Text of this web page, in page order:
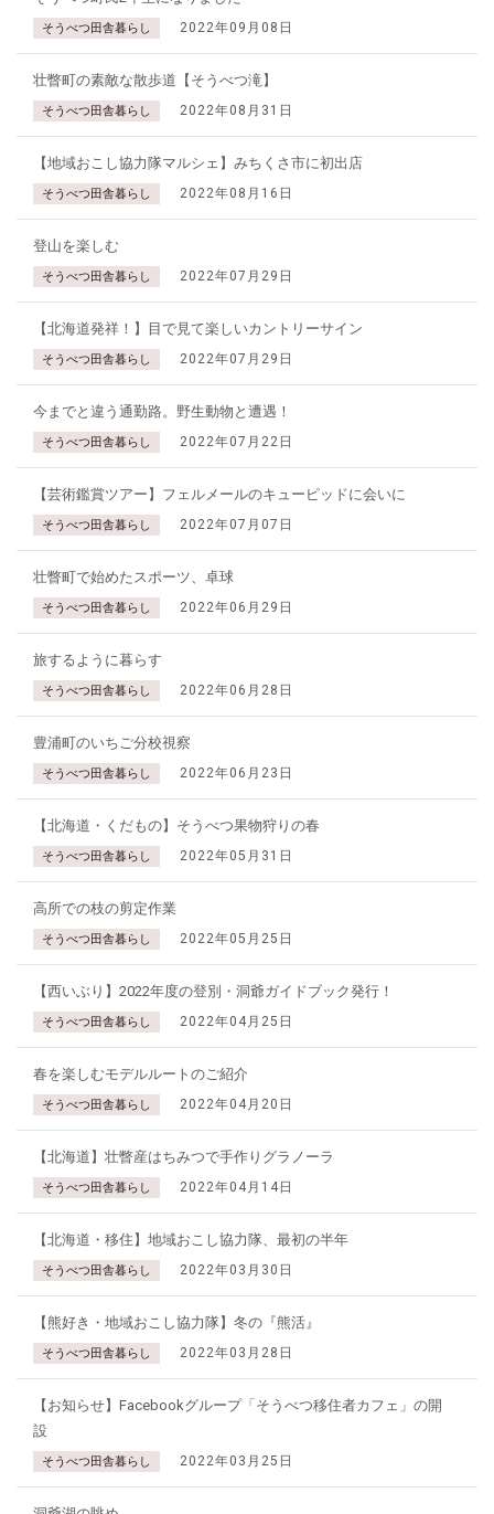
そうべつ田舎暮らし 2022年09月08日
壮瞥町の素敵な散歩道【そうべつ滝】
そうべつ田舎暮らし 2022年08月31日
【地域おこし協力隊マルシェ】みちくさ市に初出店
そうべつ田舎暮らし 2022年08月16日
登山を楽しむ
そうべつ田舎暮らし 2022年07月29日
【北海道発祥！】目で見て楽しいカントリーサイン
そうべつ田舎暮らし 2022年07月29日
今までと違う通勤路。野生動物と遭遇！
そうべつ田舎暮らし 2022年07月22日
【芸術鑑賞ツアー】フェルメールのキューピッドに会いに
そうべつ田舎暮らし 2022年07月07日
壮瞥町で始めたスポーツ、卓球
そうべつ田舎暮らし 2022年06月29日
旅するように暮らす
そうべつ田舎暮らし 2022年06月28日
豊浦町のいちご分校視察
そうべつ田舎暮らし 2022年06月23日
【北海道・くだもの】そうべつ果物狩りの春
そうべつ田舎暮らし 2022年05月31日
高所での枝の剪定作業
そうべつ田舎暮らし 2022年05月25日
【西いぶり】2022年度の登別・洞爺ガイドブック発行！
そうべつ田舎暮らし 2022年04月25日
春を楽しむモデルルートのご紹介
そうべつ田舎暮らし 2022年04月20日
【北海道】壮瞥産はちみつで手作りグラノーラ
そうべつ田舎暮らし 2022年04月14日
【北海道・移住】地域おこし協力隊、最初の半年
そうべつ田舎暮らし 2022年03月30日
【熊好き・地域おこし協力隊】冬の『熊活』
そうべつ田舎暮らし 2022年03月28日
【お知らせ】Facebookグループ「そうべつ移住者カフェ」の開
設
そうべつ田舎暮らし 2022年03月25日